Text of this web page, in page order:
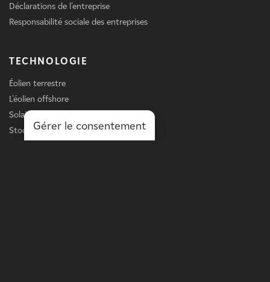
Déclarations de l'entreprise
Responsabilité sociale des entreprises
TECHNOLOGIE
Éolien terrestre
L'éolien offshore
Solaire
StockageGérer le consentement